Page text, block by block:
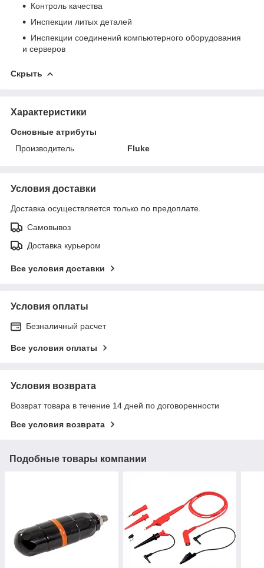
Контроль качества
Инспекции литых деталей
Инспекции соединений компьютерного оборудования
и серверов
Скрыть
Характеристики
Основные атрибуты
Производитель
Fluke
Условия доставки
Доставка осуществляется только по предоплате.
Самовывоз
Доставка курьером
Все условия доставки
Условия оплаты
Безналичный расчет
Все условия оплаты
Условия возврата
Возврат товара в течение 14 дней по договоренности
Все условия возврата
Подобные товары компании